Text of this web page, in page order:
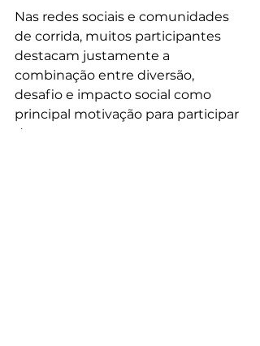
Nas redes sociais e comunidades
de corrida, muitos participantes
destacam justamente a
combinação entre diversão,
desafio e impacto social como
principal motivação para participar
da prova.